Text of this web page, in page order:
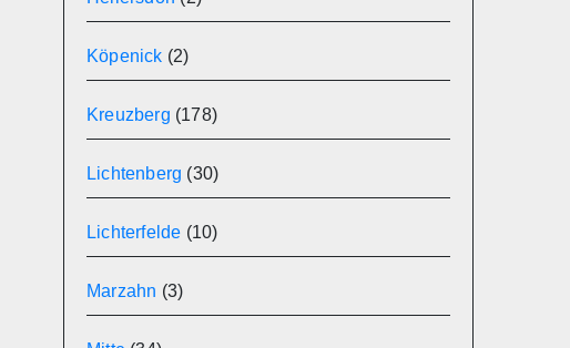
Köpenick (2)
Kreuzberg (178)
Lichtenberg (30)
Lichterfelde (10)
Marzahn (3)